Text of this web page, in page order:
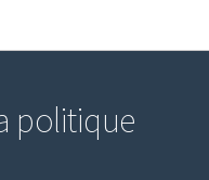
politique